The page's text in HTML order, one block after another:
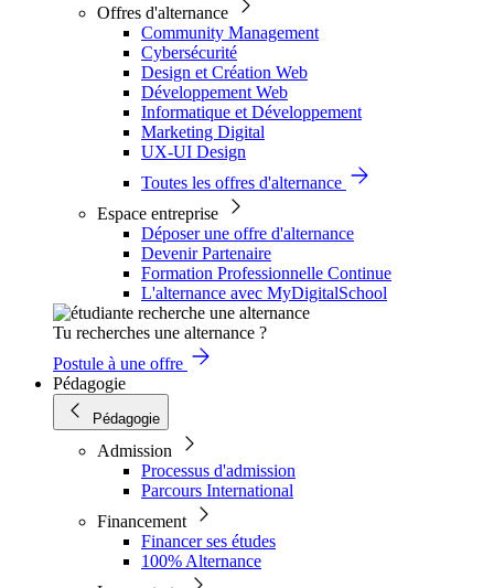
Offres d'alternance
Community Management
Cybersécurité
Design et Création Web
Développement Web
Informatique et Développement
Marketing Digital
UX-UI Design
Toutes les offres d'alternance
Espace entreprise
Déposer une offre d'alternance
Devenir Partenaire
Formation Professionnelle Continue
L'alternance avec MyDigitalSchool
Tu recherches une alternance ?
Postule à une offre
Pédagogie
Pédagogie
Admission
Processus d'admission
Parcours International
Financement
Financer ses études
100% Alternance